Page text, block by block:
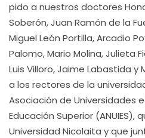
pido a nuestros doctores
Soberón, Juan Ramón de la
Miguel León Portilla, Arcadio
Palomo, Mario Molina, Julieta
Luis Villoro, Jaime Labastida y
a los rectores de la
Asociación de Universidades
Educación Superior (ANUIES),
Universidad Nicolaita y que